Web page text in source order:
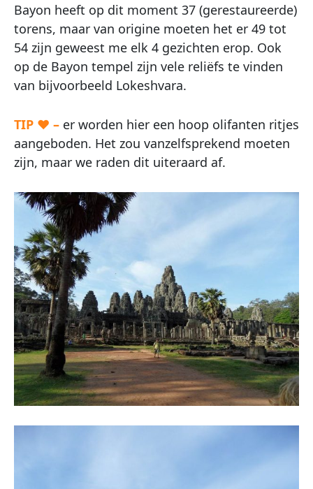
Bayon heeft op dit moment 37 (gerestaureerde)
torens, maar van origine moeten het er 49 tot
54 zijn geweest me elk 4 gezichten erop. Ook
op de Bayon tempel zijn vele reliëfs te vinden
van bijvoorbeeld Lokeshvara.
TIP ♥ – er worden hier een hoop olifanten ritjes
aangeboden. Het zou vanzelfsprekend moeten
zijn, maar we raden dit uiteraard af.